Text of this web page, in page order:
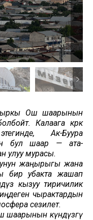
Ош шаарынын
Калаага көрк
Ак-Буура
бул шаар — ата-
улуу мурасы.
жаңырыгы жана
бир убакта жашап
кызуу тиричилик
чырактардын
сезилет.
шаарынын күндүзгү